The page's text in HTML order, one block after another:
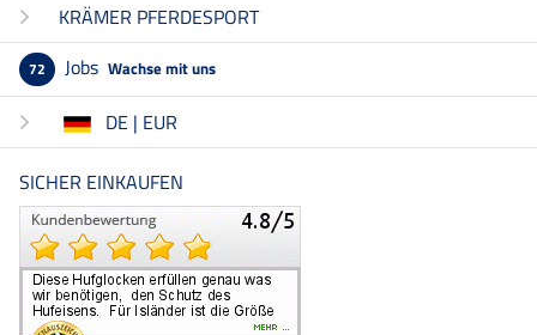
KRÄMER PFERDESPORT
72 Jobs Wachse mit uns
DE | EUR
SICHER EINKAUFEN